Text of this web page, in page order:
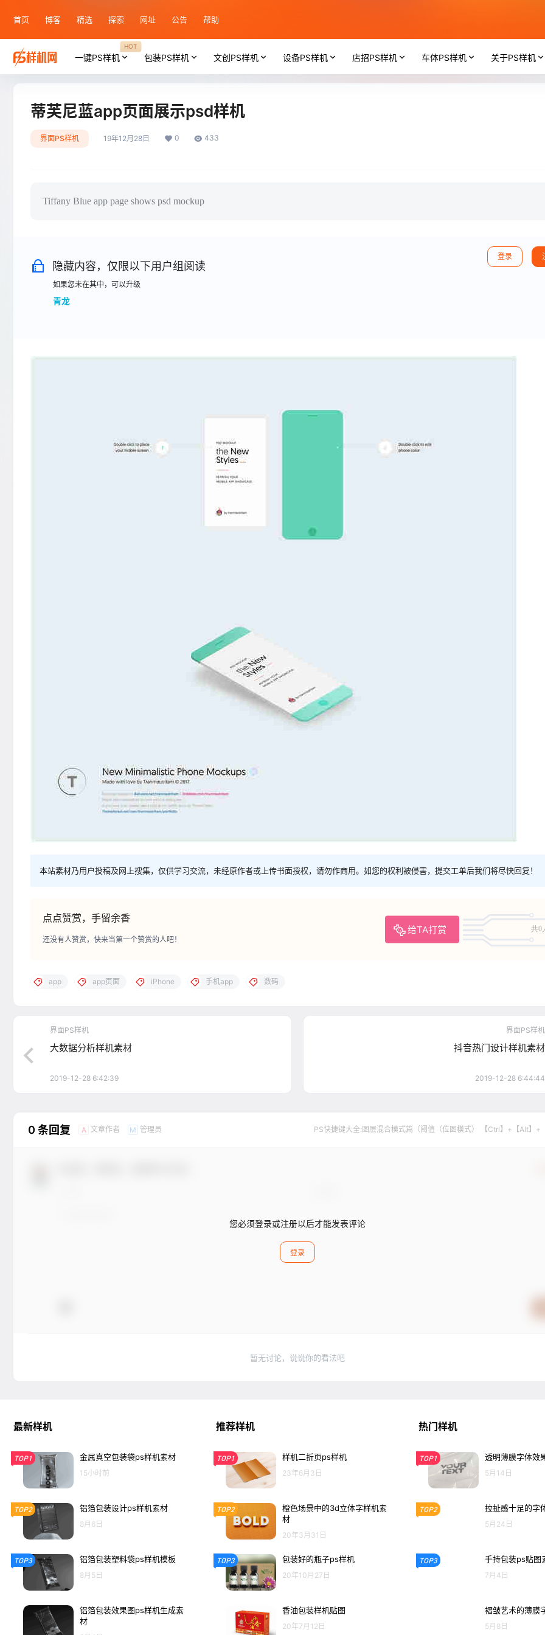
首页 博客 精选 探索 网址 公告 帮助
一键PS样机
HOT
包装PS样机 文创PS样机 设备PS样机 店招PS样机 车体PS样机 关于PS样机
蒂芙尼蓝app页面展示psd样机
界面PS样机 19年12月28日 0 433
Tiffany Blue app page shows psd mockup
隐藏内容，仅限以下用户组阅读
如果您未在其中，可以升级
青龙
登录
本站素材乃用户投稿及网上搜集，仅供学习交流，未经原作者或上传书面授权，请勿作商用。如您的权利被侵害，提交工单后我们将尽快回复！
点点赞赏，手留余香
给TA打赏 共0
还没有人赞赏，快来当第一个赞赏的人吧！
app app页面 iPhone 手机app 数码
界面PS样机
大数据分析样机素材
2019-12-28 6:42:39
界面PS样机
抖音热门设计样机素材
2019-12-28 6:44:44
0 条回复 A 文章作者 M 管理员 PS快捷键大全:图层混合模式篇（阈值（位图模式） 【Ctrl】+【Alt】+
您必须登录或注册以后才能发表评论
登录
暂无讨论，说说你的看法吧
最新样机
TOP1 金属真空包装袋ps样机素材
15小时前
TOP2 铝箔包装设计ps样机素材
8月6日
TOP3 铝箔包装塑料袋ps样机模板
8月5日
铝箔包装效果图ps样机生成素
材
推荐样机
TOP1 样机二折页ps样机
23年6月3日
TOP2
橙色场景中的3d立体字样机素
材
20年3月31日
TOP3 包装好的瓶子ps样机
20年10月27日
香油包装样机贴图
20年7月12日
热门样机
TOP1 透明薄膜字体效
5月14日
TOP2 拉扯感十足的字
5月24日
TOP3 手持包装ps贴图
7月4日
褶皱艺术的薄膜
5月8日